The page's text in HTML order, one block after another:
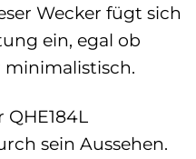
Wecker fügt sich
ein, egal ob
minimalistisch.
QHE184L
sein Aussehen.